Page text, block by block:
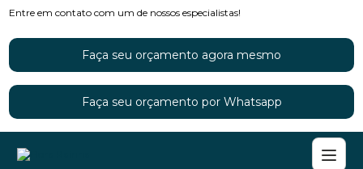
Entre em contato com um de nossos especialistas!
Faça seu orçamento agora mesmo
Faça seu orçamento por Whatsapp